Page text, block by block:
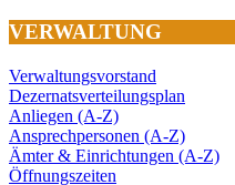
VERWALTUNG
Verwaltungsvorstand
Dezernatsverteilungsplan
Anliegen (A-Z)
Ansprechpersonen (A-Z)
Ämter & Einrichtungen (A-Z)
Öffnungszeiten